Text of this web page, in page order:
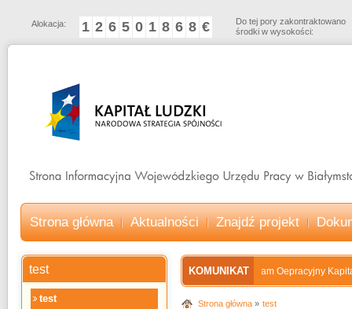
Alokacja: 1 2 6 5 0 1 8 6 8 €
Do tej pory zakontraktowano
środki w wysokości:
Strona główna Aktualności Znajdź projekt
KOMUNIKATProgram Oepracyjny Kapitał
Strona główna test
test
test